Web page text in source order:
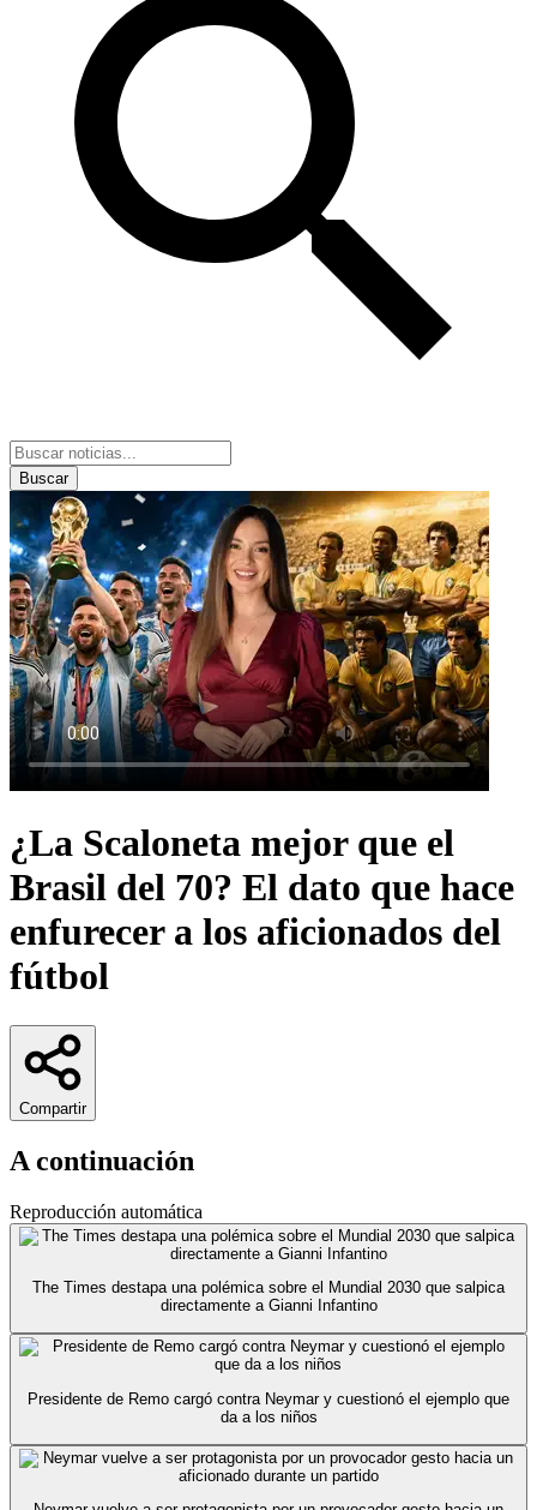
Buscar
¿La Scaloneta mejor que el
Brasil del 70? El dato que hace
enfurecer a los aficionados del
fútbol
Compartir
A continuación
Reproducción automática
The Times destapa una polémica sobre el Mundial 2030 que salpica
directamente a Gianni Infantino
Presidente de Remo cargó contra Neymar y cuestionó el ejemplo que
da a los niños